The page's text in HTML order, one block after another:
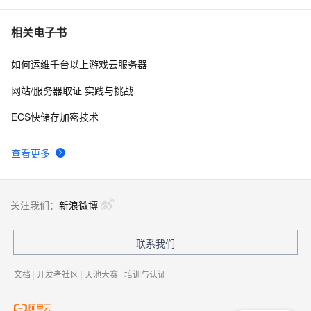
相关电子书
查看更多
如何运维千台以上游戏云服务器
网站/服务器取证 实践与挑战
ECS快储存加密技术
关注我们： 新浪微博
联系我们
文档 | 开发者社区 | 天池大赛 | 培训与认证